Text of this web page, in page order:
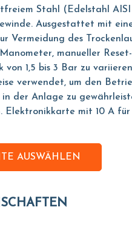
Stahl (Edelstahl AISI
Ausgestattet mit
Vermeidung des
manueller
1,5 bis 3 Bar zu
verwendet, um den
der Anlage zu
Elektronikkarte mit 10 A für
AUSWÄHLEN